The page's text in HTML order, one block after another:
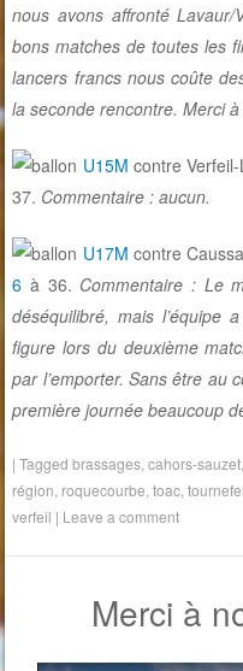
nous avons affronté
bons matches de toutes les
lancers francs nous coûte
la seconde rencontre. Merci
U15M contre
37. Commentaire : aucun.
U17M contre
6 à 36. Commentaire : Le
déséquilibré, mais l’équipe
figure lors du deuxième
par l’emporter. Sans être au
première journée beaucoup
|Taggedbrassages ,cahors-sauzet
région roquecourbe ,toac ,
verfeil | Leave a comment
Merci à